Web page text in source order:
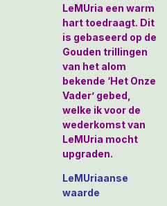
LeMUria een warm
hart toedraagt. Dit
is gebaseerd op de
Gouden trillingen
van het alom
bekende ‘Het Onze
Vader’ gebed,
welke ik voor de
wederkomst van
LeMUria mocht
upgraden.
LeMUriaanse
waarde